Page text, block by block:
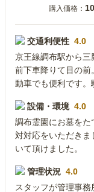
購入価格：
交通利便性 4.0
京王線調布駅から
前下車降りて目の前
動車でも便利です。
設備・環境 4.0
調布霊園にお墓をた
対対応をいただき
いて頂けました。
管理状況 4.0
スタッフが管理事